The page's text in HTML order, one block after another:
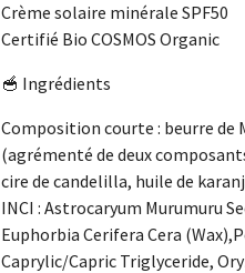
Crème solaire minérale SPF50
Certifié Bio COSMOS Organic
🥣 Ingrédients
Composition courte : beurre de
(agrémenté de deux
cire de candelilla, huile de
INCI : Astrocaryum Murumuru
Euphorbia Cerifera Cera
Caprylic/Capric Triglyceride,